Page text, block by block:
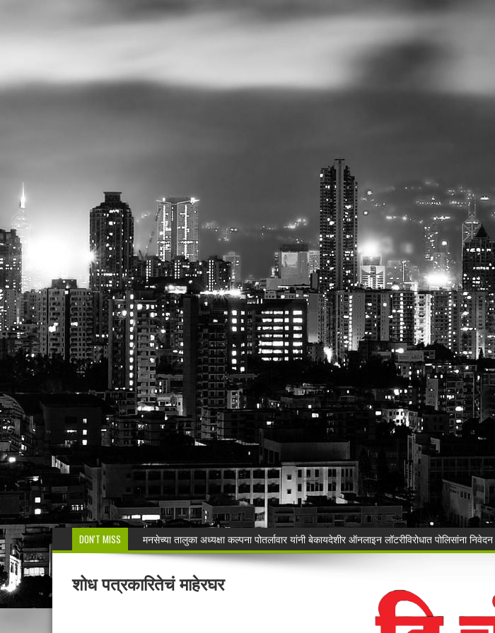
DON'T MISS
वरोरा येथे कारगिल विजयदीन साजरा Kargil Vijay Deen celebrated in Warora
🚨 धडाकेबाज कारवाई! LCBच्या थरारक पाठलागानंतर ३५ गोवंशांची सुटका; २२.३५ लाखांचा मुद्देमाल जप्त
वाढदिवसाचा आनंद हिरवाईला अर्पण; रुपेश कुतरमारे यांचा वृक्षसंवर्धनाचा प्रेरणादायी संकल्प
🚨 राजुरा पोलिसांची धडाकेबाज कारवाई!Rajura Police's explosive action!
शोध पत्रकारितेचं माहेरघर